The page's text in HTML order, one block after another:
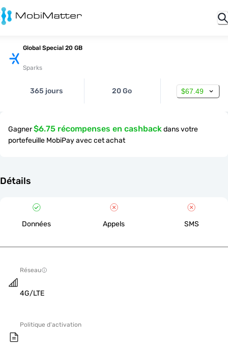
Global Special 20 GB
Sparks
365 jours 20 Go $67.49
Gagner$6.75 récompenses en cashbackdans votre
portefeuille MobiPay avec cet achat
Détails
Données Appels SMS
Réseau
4G/LTE
Politique d'activation